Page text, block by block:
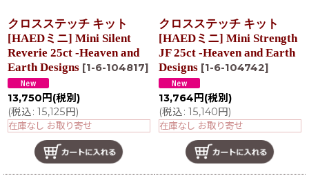
クロスステッチ キット
[HAEDミニ] Mini Silent
Reverie 25ct -Heaven and
Earth Designs [1-6-104817]
13,750 円 (税別)
(税込: 15,125円)
在庫なし お取り寄せ
クロスステッチ キット
[HAEDミニ] Mini Strength
JF 25ct -Heaven and Earth
Designs [1-6-104742]
13,764 円 (税別)
(税込: 15,140円)
在庫なし お取り寄せ